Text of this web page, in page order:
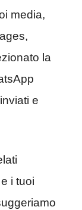
media,
la
e
i tuoi